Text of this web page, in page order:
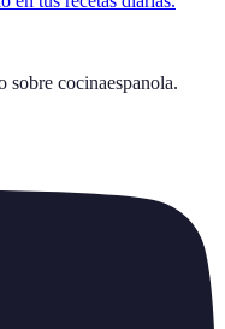
sobre cocinaespanola.